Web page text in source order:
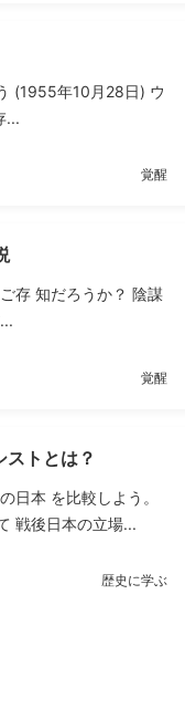
(1955年10月28日) ウ
...
覚醒
存 知だろうか？ 陰謀
覚醒
トとは？
日本 を比較しよう。
戦後日本の立場...
歴史に学ぶ